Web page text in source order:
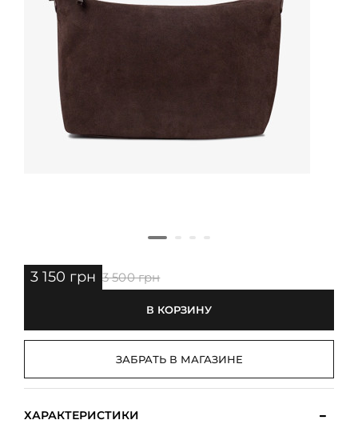
3 150 грн 3 500 грн
В КОРЗИНУ
ЗАБРАТЬ В МАГАЗИНЕ
ХАРАКТЕРИСТИКИ